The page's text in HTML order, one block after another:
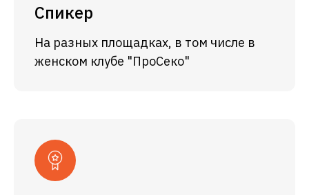
Спикер
На разных площадках, в том числе в
женском клубе "ПроСеко"